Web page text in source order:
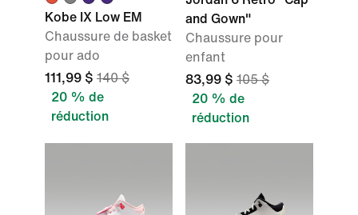
Kobe IX Low EM
Chaussure de basket
pour ado
111,99 $ 140 $
20 % de
réduction
and Gown"
Chaussure pour
enfant
83,99 $ 105 $
20 % de
réduction